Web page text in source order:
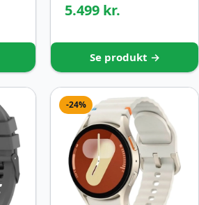
5.499 kr.
Se produkt →
-24%